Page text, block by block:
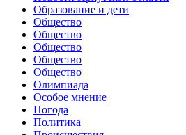
Образование и дети
Общество
Общество
Общество
Общество
Общество
Олимпиада
Особое мнение
Погода
Политика